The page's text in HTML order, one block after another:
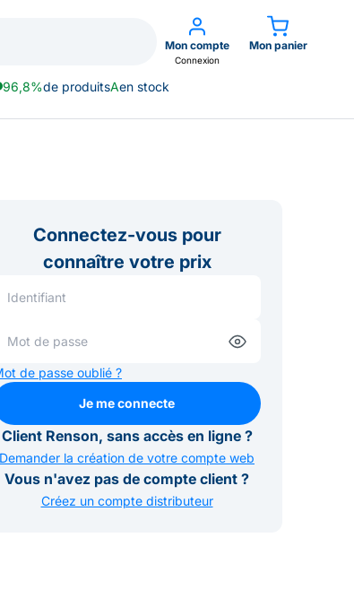
Mon compte
Connexion
Mon panier
96,8%de produitsAen stock
Connectez-vous pour
connaître votre prix
de passe oublié ?
Je me connecte
Client Renson, sans accès en ligne ?
Demander la création de votre compte web
Vous n'avez pas de compte client ?
Créez un compte distributeur